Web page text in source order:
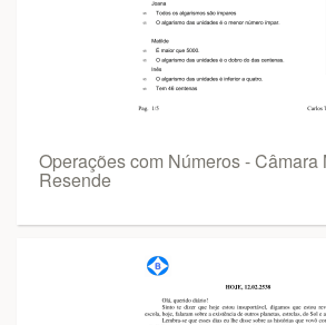
Operações com Números -
Resende